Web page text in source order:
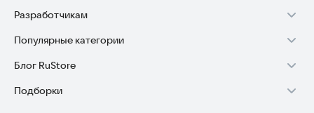
Установка RuStore на TV
Установка RuStore на телефон
Установка RuStore в машину
Помощь пользователям RuStore
Разработчикам
Зарабатывать с RuStore
Стать разработчиком
Доступ к RuStore Консоль
Популярные категории
Игры для Android
Приложения банков
Блог RuStore
Обзоры игр для Android 2025
Подборки